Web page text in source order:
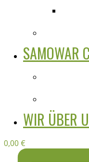
SAMOWAR
WIR ÜBER
0,00 €